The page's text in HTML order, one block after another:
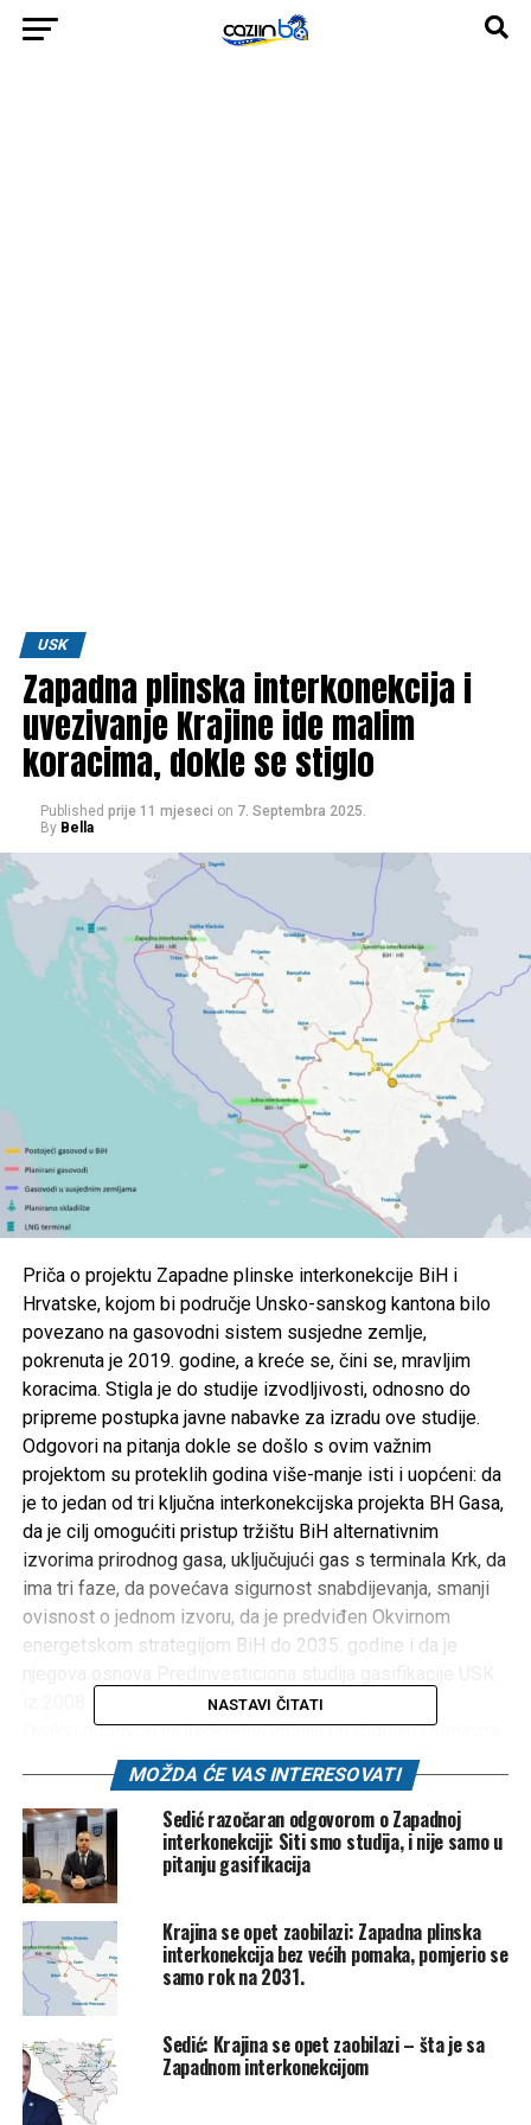
USK
Zapadna plinska interkonekcija i
uvezivanje Krajine ide malim
koracima, dokle se stiglo
Published prije 11 mjeseci on 7. Septembra 2025.
By Bella
Priča o projektu Zapadne plinske interkonekcije BiH i
Hrvatske, kojom bi područje Unsko-sanskog kantona bilo
povezano na gasovodni sistem susjedne zemlje,
pokrenuta je 2019. godine, a kreće se, čini se, mravljim
koracima. Stigla je do studije izvodljivosti, odnosno do
pripreme postupka javne nabavke za izradu ove studije.
Odgovori na pitanja dokle se došlo s ovim važnim
projektom su proteklih godina više-manje isti i uopćeni: da
je to jedan od tri ključna interkonekcijska projekta BH Gasa,
da je cilj omogućiti pristup tržištu BiH alternativnim
izvorima prirodnog gasa, uključujući gas s terminala Krk, da
ima tri faze, da povećava sigurnost snabdijevanja, smanji
ovisnost o jednom izvoru, da je predviđen Okvirnom
energetskom strategijom BiH do 2035. godine i da je
Ovakvi odgovori na konkretna pitanja pristigli su i nedavno
iz Federalnog ministarstva energije, rudarstva i industrije i
BH Gasa na pitanja zastupnika u Parlamentarnoj skupštini
Bosne i Hercegovine, s tim da se sada završetak prve
faze projekta projekta očekuje do 2030. godine, a prije
dvije godine se govorilo o 2027. godini.
No u odnosu na prethodne dvije godine, postignut je
određeni pomak, stiglo se do javne nabavke za studiju
izvodljivosti koju finansira BH Gas i za to je planirao novac
u ovoj godini. Ali tek nakon njene izrade moći će se
odlučivati o narednim koracima.
– Po okončanju tenderske procedure, očekuje se da će
izrada Studije izvodljivosti trajati šest do osam mjeseci,
tako da se završetak studije očekuje u prvoj polovini 2026.
NASTAVI ČITATI
MOŽDA ĆE VAS INTERESOVATI
Sedić razočaran odgovorom o Zapadnoj
interkonekciji: Siti smo studija, i nije samo u
pitanju gasifikacija
Krajina se opet zaobilazi: Zapadna plinska
interkonekcija bez većih pomaka, pomjerio se
samo rok na 2031.
Sedić: Krajina se opet zaobilazi – šta je sa
Zapadnom interkonekcijom